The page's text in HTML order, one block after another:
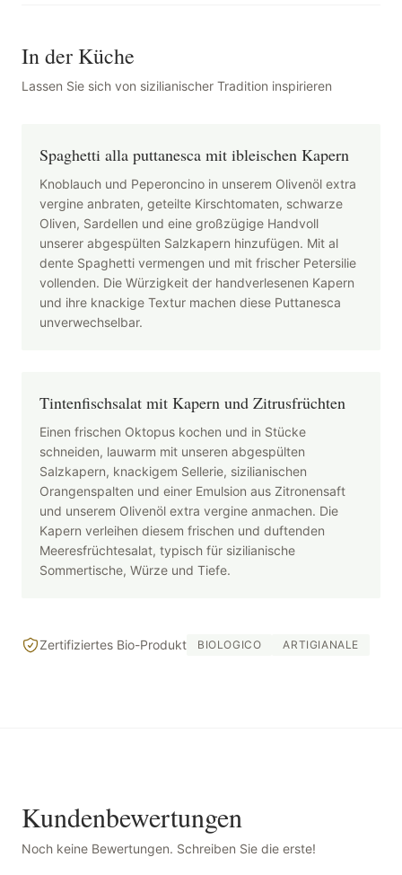
In der Küche
Lassen Sie sich von sizilianischer Tradition inspirieren
Spaghetti alla puttanesca mit ibleischen Kapern
Knoblauch und Peperoncino in unserem Olivenöl extra
vergine anbraten, geteilte Kirschtomaten, schwarze
Oliven, Sardellen und eine großzügige Handvoll
unserer abgespülten Salzkapern hinzufügen. Mit al
dente Spaghetti vermengen und mit frischer Petersilie
vollenden. Die Würzigkeit der handverlesenen Kapern
und ihre knackige Textur machen diese Puttanesca
unverwechselbar.
Tintenfischsalat mit Kapern und Zitrusfrüchten
Einen frischen Oktopus kochen und in Stücke
schneiden, lauwarm mit unseren abgespülten
Salzkapern, knackigem Sellerie, sizilianischen
Orangenspalten und einer Emulsion aus Zitronensaft
und unserem Olivenöl extra vergine anmachen. Die
Kapern verleihen diesem frischen und duftenden
Meeresfrüchtesalat, typisch für sizilianische
Sommertische, Würze und Tiefe.
Zertifiziertes Bio-Produkt BIOLOGICO ARTIGIANALE
Kundenbewertungen
Noch keine Bewertungen. Schreiben Sie die erste!